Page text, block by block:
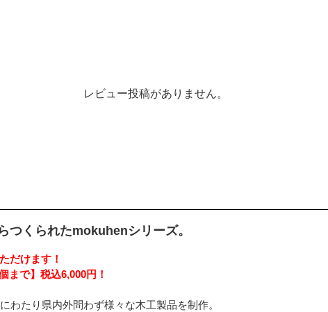
レビュー投稿がありません。
つくられたmokuhenシリーズ。
だけます！
まで】税込6,000円！
わたり県内外問わず様々な木工製品を制作。